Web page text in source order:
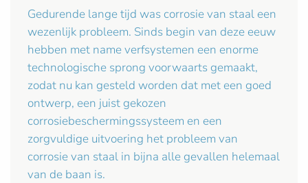
Gedurende lange tijd was corrosie van staal een
wezenlijk probleem. Sinds begin van deze eeuw
hebben met name verfsystemen een enorme
technologische sprong voorwaarts gemaakt,
zodat nu kan gesteld worden dat met een goed
ontwerp, een juist gekozen
corrosiebeschermingssysteem en een
zorgvuldige uitvoering het probleem van
corrosie van staal in bijna alle gevallen helemaal
van de baan is.